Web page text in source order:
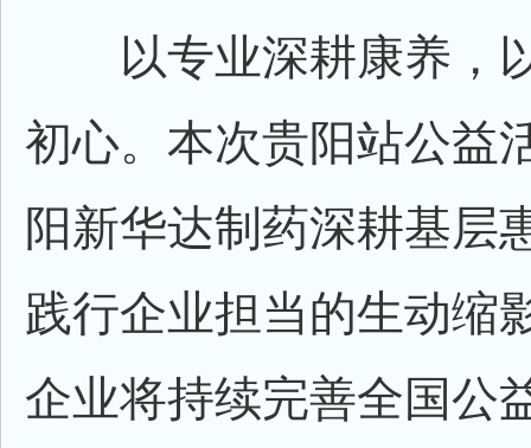
以专业深耕康养，
初心。本次贵阳站公益
阳新华达制药深耕基层
践行企业担当的生动缩
企业将持续完善全国公